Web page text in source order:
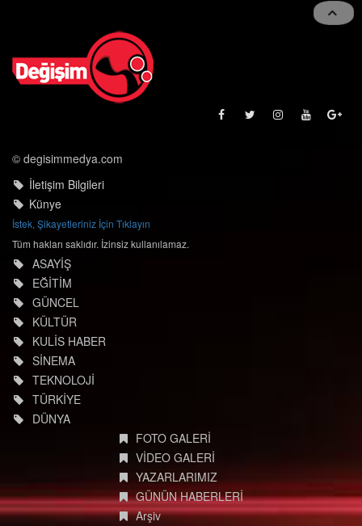
© degisimmedya.com
İletişim Bilgileri
Künye
İstek, Şikayetleriniz İçin Tıklayın
Tüm hakları saklıdır. İzinsiz kullanılamaz.
ASAYİŞ
EĞİTİM
GÜNCEL
KÜLTÜR
KULİS HABER
SİNEMA
TEKNOLOJİ
TÜRKİYE
DÜNYA
FOTO GALERİ
VİDEO GALERİ
YAZARLARIMIZ
GÜNÜN HABERLERİ
Arşiv